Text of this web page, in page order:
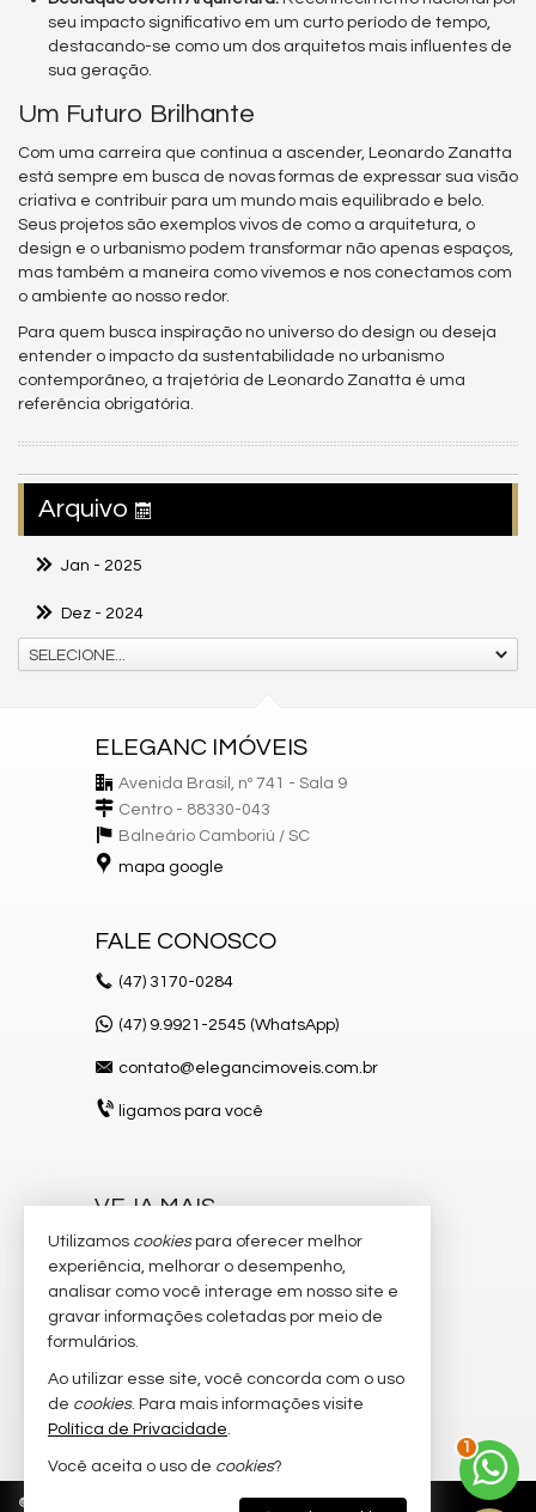
seu impacto significativo em um curto período de tempo,
destacando-se como um dos arquitetos mais influentes de
sua geração.
Um Futuro Brilhante
Com uma carreira que continua a ascender, Leonardo Zanatta
está sempre em busca de novas formas de expressar sua visão
criativa e contribuir para um mundo mais equilibrado e belo.
Seus projetos são exemplos vivos de como a arquitetura, o
design e o urbanismo podem transformar não apenas espaços,
mas também a maneira como vivemos e nos conectamos com
o ambiente ao nosso redor.
Para quem busca inspiração no universo do design ou deseja
entender o impacto da sustentabilidade no urbanismo
contemporâneo, a trajetória de Leonardo Zanatta é uma
referência obrigatória.
Arquivo
Jan - 2025
Dez - 2024
SELECIONE...
ELEGANC IMÓVEIS
Avenida Brasil, nº 741 - Sala 9
Centro - 88330-043
Balneário Camboriú / SC
mapa google
FALE CONOSCO
(47) 3170-0284
(47) 9.9921-2545 (WhatsApp)
contato@elegancimoveis.com.br
ligamos para você
VEJA MAIS
receba nosso newsletter
indicadores financeiros
imóveis favoritos
mapa de imóveis
© Política de Privacidade
2
Utilizamos cookiespara oferecer melhor
experiência, melhorar o desempenho,
analisar como você interage em nosso site e
gravar informações coletadas por meio de
formulários.
Ao utilizar esse site, você concorda com o uso
de cookies. Para mais informações visite
Política de Privacidade.
Você aceita o uso de cookies?